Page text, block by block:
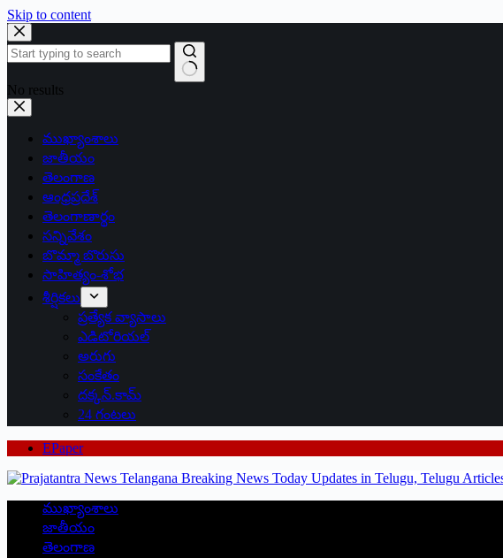
Skip to content
No results
ముఖ్యాంశాలు
జాతీయం
తెలంగాణ
ఆంధ్రప్రదేశ్
తెలంగాణార్థం
సన్నివేశం
బొమ్మా బొరుసు
సాహిత్యం-శోభ
శీర్షికలు
ప్రత్యేక వ్యాసాలు
ఎడిటోరియల్
అరుగు
సంకేతం
దక్కన్.కామ్
24 గంటలు
EPaper
ముఖ్యాంశాలు
జాతీయం
తెలంగాణ